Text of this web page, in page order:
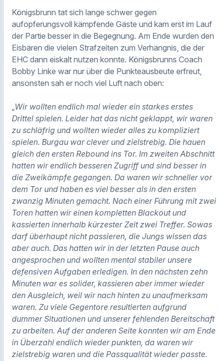
Königsbrunn tat sich lange schwer gegen
aufopferungsvoll kämpfende Gäste und kam erst im Lauf
der Partie besser in die Begegnung. Am Ende wurden den
Eisbären die vielen Strafzeiten zum Verhängnis, die der
EHC dann eiskalt nutzen konnte. Königsbrunns Coach
Bobby Linke war nur über die Punkteausbeute erfreut,
ansonsten sah er noch viel Luft nach oben:
„Wir wollten endlich mal wieder ein starkes erstes
Drittel spielen. Leider hat das nicht geklappt, wir waren
zu schläfrig und wollten wieder alles zu kompliziert
spielen. Burgau war clever und zielstrebig. Die hauen
gleich den ersten Rebound ins Tor. Im zweiten Abschnitt
hatten wir endlich besseren Zugriff und sind besser in
die Zweikämpfe gegangen. Da waren wir schneller vor
dem Tor und haben es viel besser als in den ersten
zwanzig Minuten gemacht. Nach einer Führung mit zwei
Toren hatten wir einen kompletten Blackout und
kassierten innerhalb kürzester Zeit zwei Treffer. Sowas
darf überhaupt nicht passieren, die Jungs wissen das
aber auch. Das hatten wir in der letzten Pause auch
angesprochen und wollten mental stabiler unsere
defensiven Aufgaben erledigen. In den nächsten zehn
Minuten war es solider, kassieren aber immer wieder
den Ausgleich, weil wir nach hinten zu unaufmerksam
waren. Zu viele Gegentore resultierten aufgrund
dummer Situationen und unserer fehlenden Bereitschaft
zu arbeiten. Auf der anderen Seite konnten wir am Ende
in Überzahl endlich wieder punkten, da waren wir
zielstrebig waren und die Passqualität wieder passte.